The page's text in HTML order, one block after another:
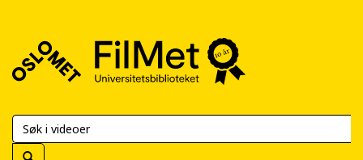
FilMet
Universitetsbiblioteket